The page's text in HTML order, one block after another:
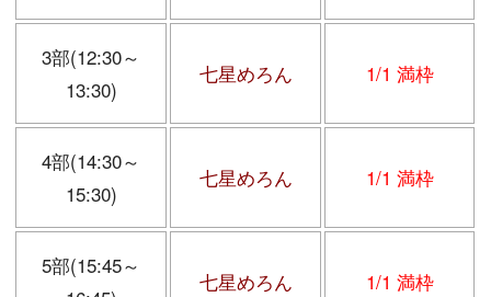
3部(12:30～
13:30)
七星めろん 1/1 満枠
4部(14:30～
15:30)
七星めろん 1/1 満枠
5部(15:45～
七星めろん 1/1 満枠